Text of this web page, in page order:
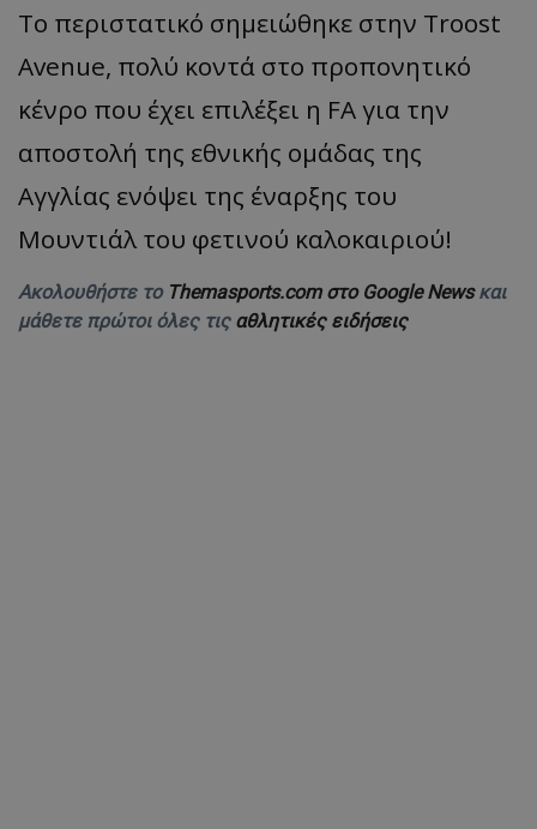
Το περιστατικό σημειώθηκε στην Troost
Avenue, πολύ κοντά στο προπονητικό
κένρο που έχει επιλέξει η FA για την
αποστολή της εθνικής ομάδας της
Αγγλίας ενόψει της έναρξης του
Μουντιάλ του φετινού καλοκαιριού!
Ακολουθήστε το Themasports.com στο Google Newsκαι
μάθετε πρώτοι όλες τις αθλητικές ειδήσεις